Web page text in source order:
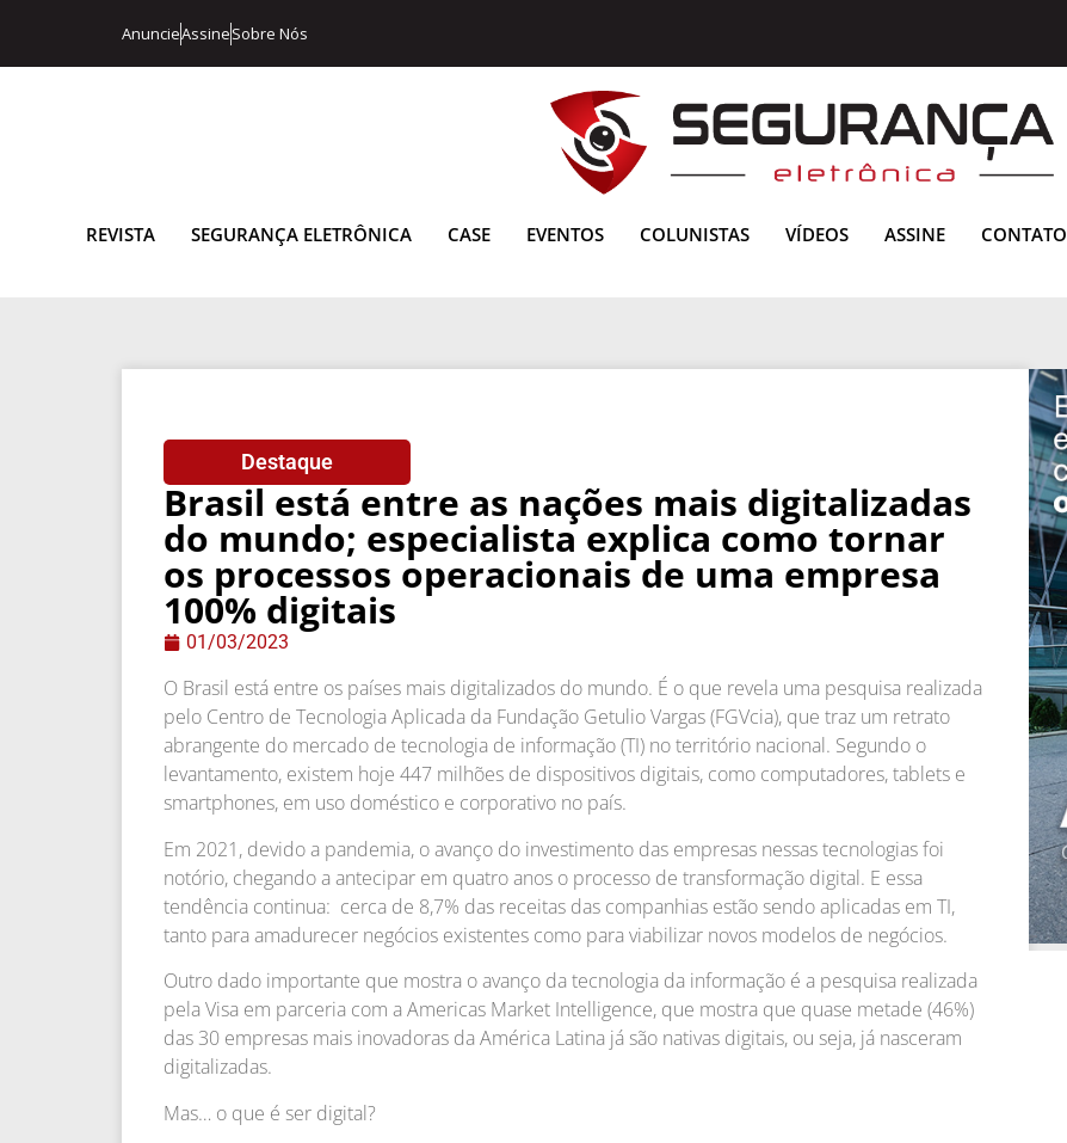
AnuncieAssineSobre Nós
REVISTA SEGURANÇA ELETRÔNICA CASE EVENTOS COLUNISTAS VÍDEOS ASSINE CONTATO
Destaque
Brasil está entre as nações mais digitalizadas
do mundo; especialista explica como tornar
os processos operacionais de uma empresa
100% digitais
01/03/2023
O Brasil está entre os países mais digitalizados do mundo. É o que revela uma pesquisa realizada
pelo Centro de Tecnologia Aplicada da Fundação Getulio Vargas (FGVcia), que traz um retrato
abrangente do mercado de tecnologia de informação (TI) no território nacional. Segundo o
levantamento, existem hoje 447 milhões de dispositivos digitais, como computadores, tablets e
smartphones, em uso doméstico e corporativo no país.
Em 2021, devido a pandemia, o avanço do investimento das empresas nessas tecnologias foi
notório, chegando a antecipar em quatro anos o processo de transformação digital. E essa
tendência continua: cerca de 8,7% das receitas das companhias estão sendo aplicadas em TI,
tanto para amadurecer negócios existentes como para viabilizar novos modelos de negócios.
Outro dado importante que mostra o avanço da tecnologia da informação é a pesquisa realizada
pela Visa em parceria com a Americas Market Intelligence, que mostra que quase metade (46%)
das 30 empresas mais inovadoras da América Latina já são nativas digitais, ou seja, já nasceram
digitalizadas.
Mas… o que é ser digital?